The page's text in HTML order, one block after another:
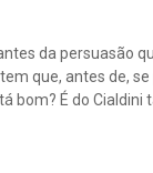
da persuasão
que, antes de,
É do